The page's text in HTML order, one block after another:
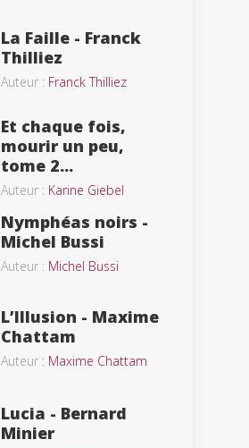
La Faille - Franck
Thilliez
Auteur : Franck Thilliez
Et chaque fois,
mourir un peu,
tome 2...
Auteur : Karine Giebel
Nymphéas noirs -
Michel Bussi
Auteur : Michel Bussi
L’Illusion - Maxime
Chattam
Auteur : Maxime Chattam
Lucia - Bernard
Minier